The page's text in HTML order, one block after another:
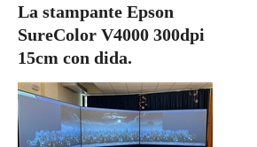
La stampante Epson
SureColor V4000 300dpi
15cm con dida.